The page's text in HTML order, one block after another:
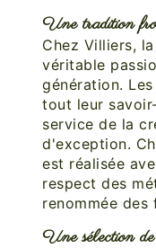
Une tradition
Chez Villiers,
véritable
génération.
tout leur
service de la
d'exception.
est réalisée
respect des
renommée des
Une sélection de